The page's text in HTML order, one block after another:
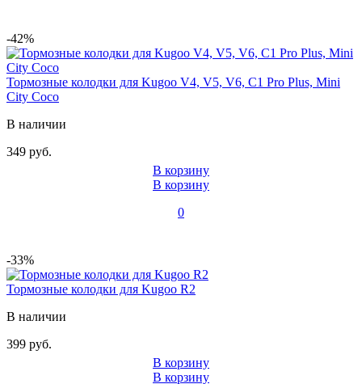
-42%
Тормозные колодки для Kugoo V4, V5, V6, C1 Pro Plus, Mini
City Coco
В наличии
349 руб.
В корзину
В корзину
0
-33%
Тормозные колодки для Kugoo R2
В наличии
399 руб.
В корзину
В корзину